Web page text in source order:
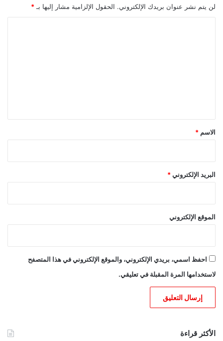
لن يتم نشر عنوان بريدك الإلكتروني. الحقول الإلزامية مشار إليها بـ *
*
الاسم *
البريد الإلكتروني *
الموقع الإلكتروني
احفظ اسمي، بريدي الإلكتروني، والموقع الإلكتروني في هذا المتصفح
لاستخدامها المرة المقبلة في تعليقي.
الأكثر قراءة